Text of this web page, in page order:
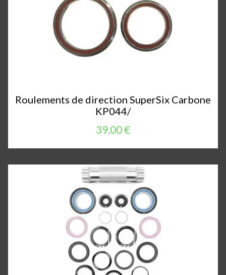
Roulements de direction SuperSix Carbone
KP044/
39,00 €